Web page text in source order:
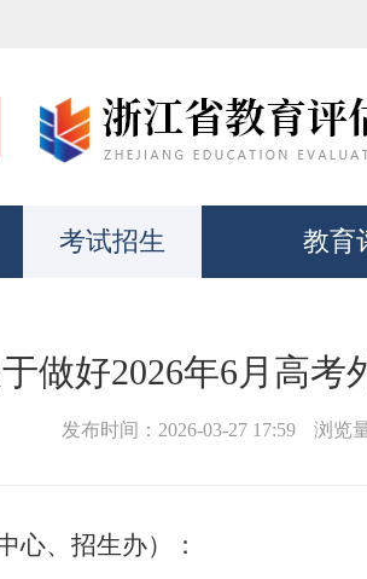
考试招生 教育
做好2026年6月高
发布时间：2026-03-27 17:59 浏览
心、招生办）：